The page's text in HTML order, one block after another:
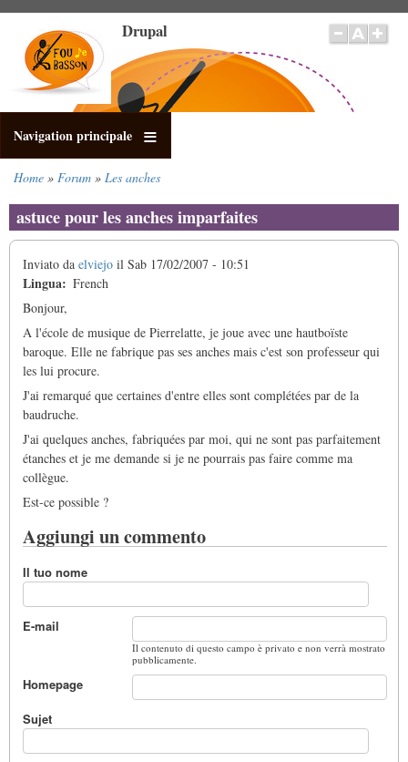
contenuto
principale
Drupal
Navigation principale
di
pane
Home Forum Les anches
astuce pour les anches imparfaites
Inviato da elviejo il Sab 17/02/2007 - 10:51
Lingua
French
Bonjour,
A l'école de musique de Pierrelatte, je joue avec une hautboïste
baroque. Elle ne fabrique pas ses anches mais c'est son professeur qui
les lui procure.
J'ai remarqué que certaines d'entre elles sont complétées par de la
baudruche.
J'ai quelques anches, fabriquées par moi, qui ne sont pas parfaitement
étanches et je me demande si je ne pourrais pas faire comme ma
collègue.
Est-ce possible ?
Aggiungi un commento
Il tuo nome
E-mail
Il contenuto di questo campo è privato e non verrà mostrato
pubblicamente.
Homepage
Sujet